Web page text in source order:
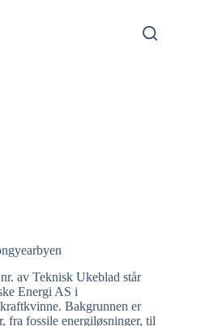
av Teknisk Ukeblad står
Energi AS i
Bakgrunnen er
fra fossile energiløsninger, til